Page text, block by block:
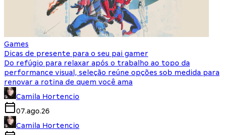
Games
Dicas de presente para o seu pai gamer
Do refúgio para relaxar após o trabalho ao topo da
performance visual, seleção reúne opções sob medida para
renovar a rotina de quem você ama
Camila Hortencio
07.ago.26
Camila Hortencio